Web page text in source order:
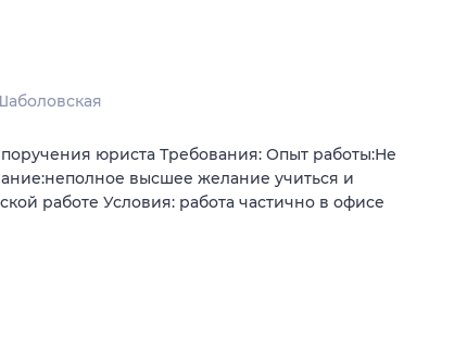
юриста Требования: Опыт работы:Не
высшее желание учиться и
работе Условия: работа частично в офисе